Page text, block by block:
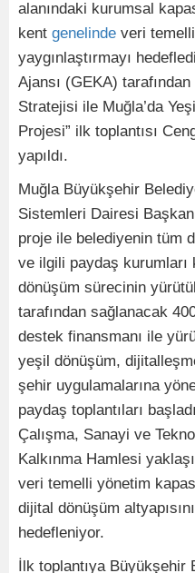
alanındaki kurumsal
kent genelinde veri temelli
yaygınlaştırmayı
Ajansı (GEKA)
Stratejisi ile Muğla’da
Projesi” ilk toplantısı
yapıldı.
Muğla Büyükşehir
Sistemleri Dairesi
proje ile belediyenin tüm
ve ilgili paydaş
dönüşüm sürecinin
tarafından sağlanacak
destek finansmanı ile
yeşil dönüşüm,
şehir uygulamalarına
paydaş toplantıları
Çalışma, Sanayi ve
Kalkınma Hamlesi
veri temelli yönetim
dijital dönüşüm
hedefleniyor.
İlk toplantıya Büyükşehir